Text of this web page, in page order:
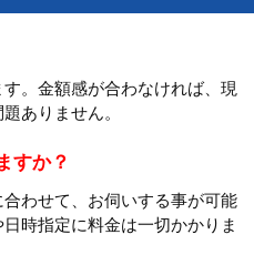
。金額感が合わなければ、現
ありません。
すか？
わせて、お伺いする事が可能
時指定に料金は一切かかりま